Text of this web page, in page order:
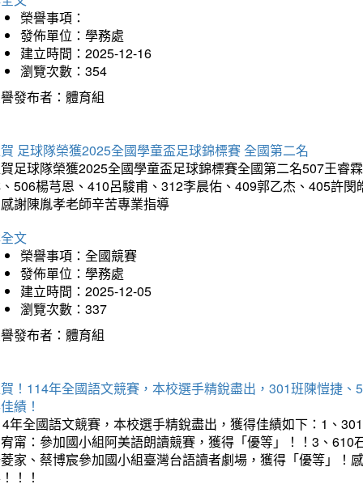
榮譽事項：
發佈單位：學務處
建立時間：2025-12-16
瀏覽次數：354
發布者：體育組
足球隊榮獲2025全國學童盃足球錦標賽 全國第二名
足球隊榮獲2025全國學童盃足球錦標賽全國第二名507王睿
506楊芎恩、410呂駿甫、312李晨佑、409郭乙杰、405許
謝陳胤孝老師辛苦專業指導
文
榮譽事項：全國競賽
發佈單位：學務處
建立時間：2025-12-05
瀏覽次數：337
發布者：體育組
！114年全國語文競賽，本校選手精銳盡出，301班陳愷捷
績！
年全國語文競賽，本校選手精銳盡出，獲得佳績如下：1、
甯：參加國小組阿美語朗讀競賽，獲得「優等」！！3、
家、蔡博宸參加國小組臺灣台語讀者劇場，獲得「優等」！
！！